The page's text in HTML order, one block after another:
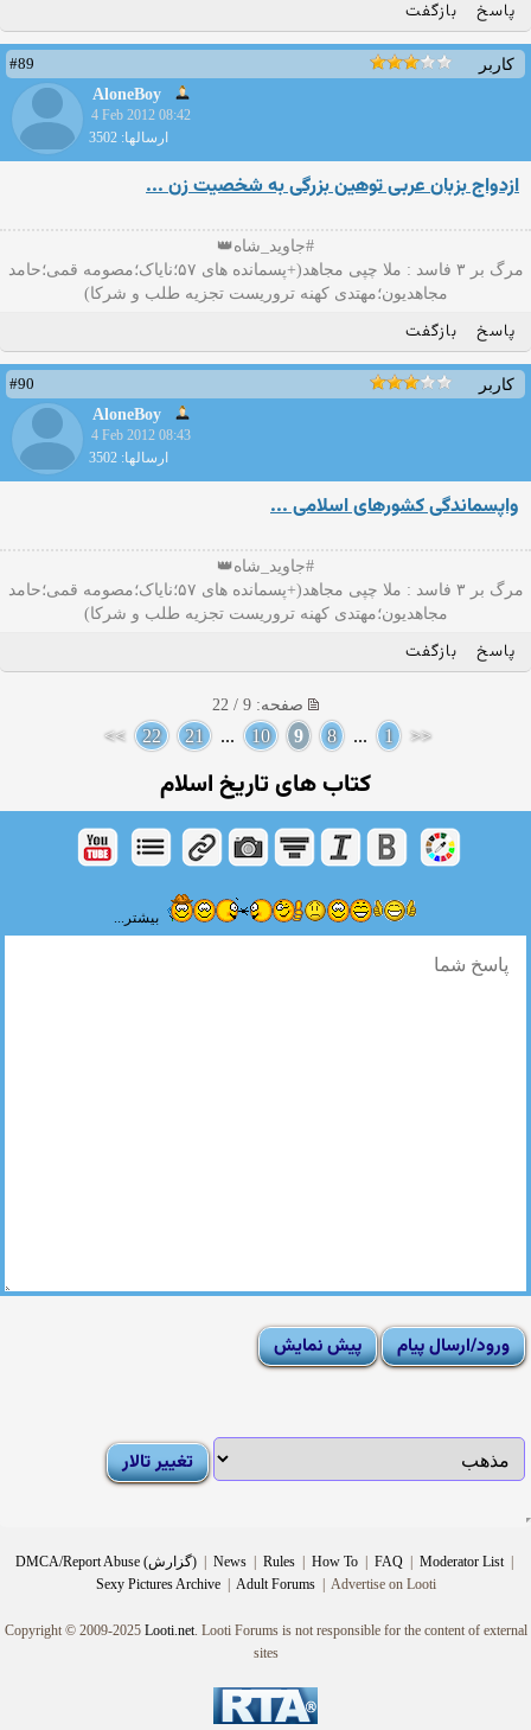
پاسخ بازگفت
کاربر
#89
AloneBoy
4 Feb 2012 08:42
ارسالها: 3502
ازدواج بزبان عربی توهين بزرگی به شخصيت زن ...
#جاوید_شاه👑
مرگ بر ۳ فاسد : ملا چپی مجاهد(+پسمانده های ۵۷؛نایاک؛مصومه قمی؛حامد
مجاهدیون؛مهتدی کهنه تروریست تجزیه طلب و شرکا)
پاسخ بازگفت
کاربر
#90
AloneBoy
4 Feb 2012 08:43
ارسالها: 3502
واپسماندگی کشورهای اسلامی ...
#جاوید_شاه👑
مرگ بر ۳ فاسد : ملا چپی مجاهد(+پسمانده های ۵۷؛نایاک؛مصومه قمی؛حامد
مجاهدیون؛مهتدی کهنه تروریست تجزیه طلب و شرکا)
پاسخ بازگفت
صفحه: 9 / 22
<<
1
...
8
9
10
...
21
22
>>
کتاب های تاریخ اسلام
بیشتر...
DMCA/Report Abuse (گزارش) | News | Rules | How To | FAQ | Moderator List |
Sexy Pictures Archive | Adult Forums |Advertise on Looti
Copyright © 2009-2025 Looti.net. Looti Forums is not responsible for the content of external
sites